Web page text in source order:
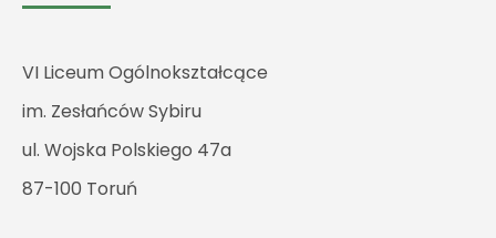
VI Liceum Ogólnokształcące
im. Zesłańców Sybiru
ul. Wojska Polskiego 47a
87-100 Toruń